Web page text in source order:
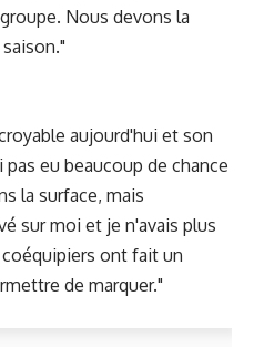
Nous devons la
aujourd'hui et son
eu beaucoup de chance
la surface, mais
sur moi et je n'avais plus
ont fait un
de marquer."